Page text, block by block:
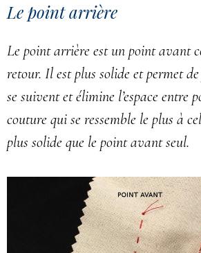
Le point arrière
Le point arrière est un point avant
retour. Il est plus solide et permet
se suivent et élimine l’espace entre
couture qui se ressemble le plus à
plus solide que le point avant seul.